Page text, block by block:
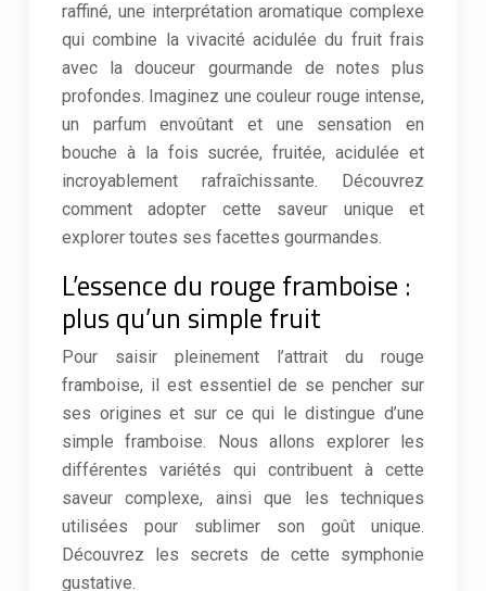
raffiné, une interprétation aromatique complexe
qui combine la vivacité acidulée du fruit frais
avec la douceur gourmande de notes plus
profondes. Imaginez une couleur rouge intense,
un parfum envoûtant et une sensation en
bouche à la fois sucrée, fruitée, acidulée et
incroyablement rafraîchissante. Découvrez
comment adopter cette saveur unique et
explorer toutes ses facettes gourmandes.
L’essence du rouge framboise :
plus qu’un simple fruit
Pour saisir pleinement l’attrait du rouge
framboise, il est essentiel de se pencher sur
ses origines et sur ce qui le distingue d’une
simple framboise. Nous allons explorer les
différentes variétés qui contribuent à cette
saveur complexe, ainsi que les techniques
utilisées pour sublimer son goût unique.
Découvrez les secrets de cette symphonie
gustative.